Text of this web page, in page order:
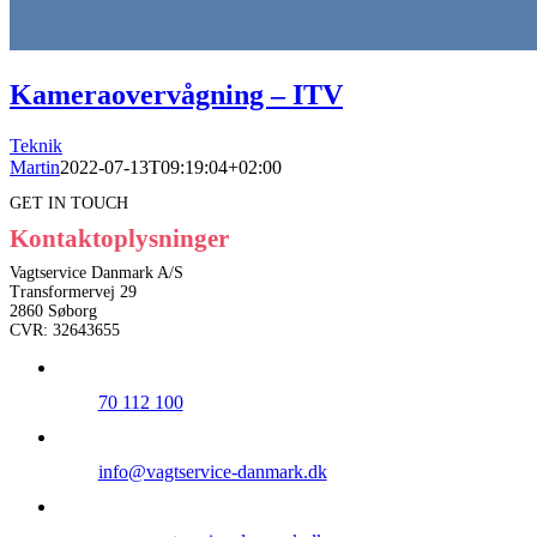
Kameraovervågning – ITV
Teknik
Martin2022-07-13T09:19:04+02:00
GET IN TOUCH
Kontaktoplysninger
Vagtservice Danmark A/S
Transformervej 29
2860 Søborg
CVR: 32643655
70 112 100
info@vagtservice-danmark.dk